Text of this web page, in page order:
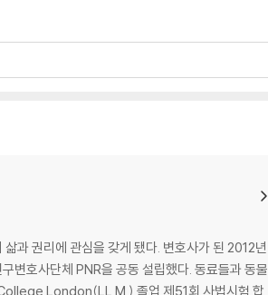
과 권리에 관심을 갖게 됐다. 변호사가 된 2012년
변호사단체 PNR을 공동 설립했다. 동료들과 동물